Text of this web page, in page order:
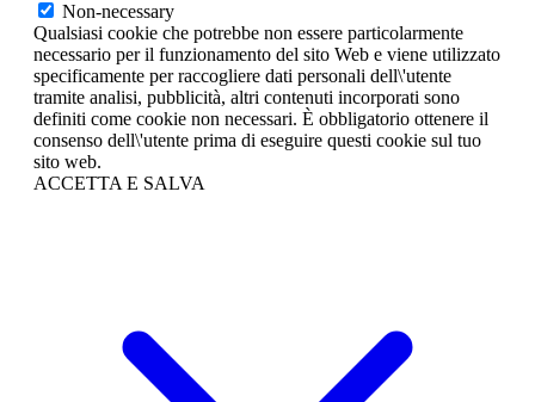
Non-necessary
Qualsiasi cookie che potrebbe non essere particolarmente
necessario per il funzionamento del sito Web e viene utilizzato
specificamente per raccogliere dati personali dell\'utente
tramite analisi, pubblicità, altri contenuti incorporati sono
definiti come cookie non necessari. È obbligatorio ottenere il
consenso dell\'utente prima di eseguire questi cookie sul tuo
sito web.
ACCETTA E SALVA